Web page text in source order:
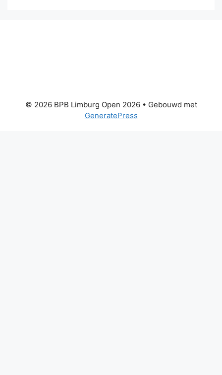
© 2026 BPB Limburg Open 2026• Gebouwd met
GeneratePress